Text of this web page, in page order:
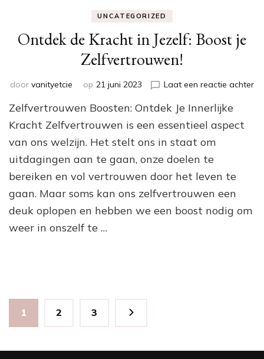
UNCATEGORIZED
Ontdek de Kracht in Jezelf: Boost je
Zelfvertrouwen!
door vanityetcie op 21 juni 2023 Laat een reactie achterop
Zelfvertrouwen Boosten: Ontdek Je Innerlijke
Kracht Zelfvertrouwen is een essentieel aspect
van ons welzijn. Het stelt ons in staat om
uitdagingen aan te gaan, onze doelen te
bereiken en vol vertrouwen door het leven te
gaan. Maar soms kan ons zelfvertrouwen een
deuk oplopen en hebben we een boost nodig om
weer in onszelf te …
Berichten
paginering
Pagina
1 Pagina
2 Pagina
3